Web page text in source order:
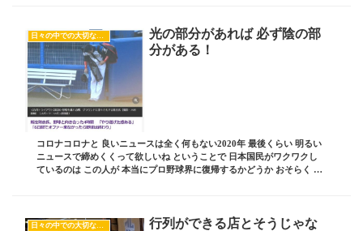
日々の中での大切な気付き
光の部分があれば 必ず陰の部
分がある！
コロナコロナと 良いニュースは全く何もない2020年 最後くらい 明るい
ニュースで締めくくって欲しいね ということで 日本国民がワクワクし
ているのは この人が 本当にプロ野球界に復帰するかどうか おそらく わ
日々の中での大切な気付き
行列ができる店とそうじゃな